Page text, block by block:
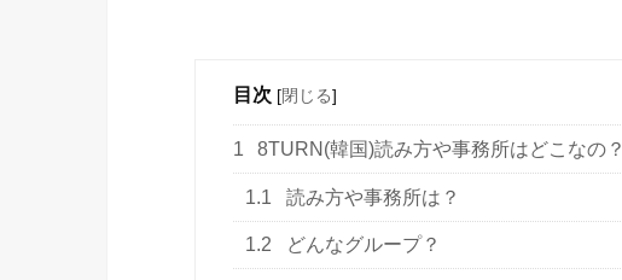
目次 [閉じる]
1 8TURN(韓国)読み方や事務所はどこなの？
1.1 読み方や事務所は？
1.2 どんなグループ？